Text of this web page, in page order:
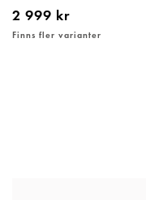
2 999 kr
Finns fler varianter